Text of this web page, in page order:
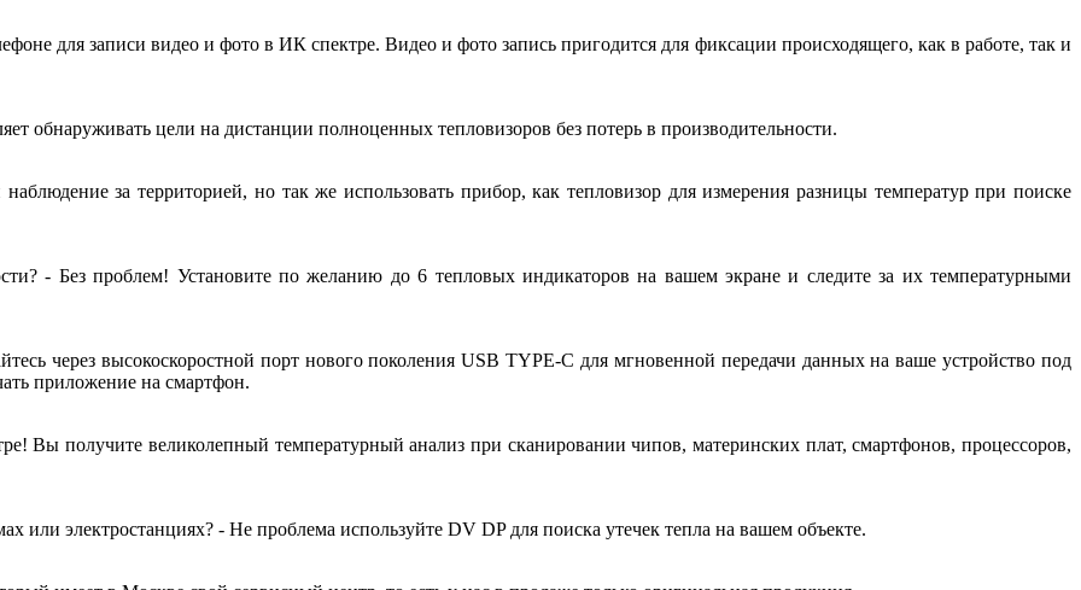
для записи видео и фото в ИК спектре. Видео и фото запись пригодится для фиксации происходящего, как в работе, так и
обнаруживать цели на дистанции полноценных тепловизоров без потерь в производительности.
за территорией, но так же использовать прибор, как тепловизор для измерения разницы температур при поиске
- Без проблем! Установите по желанию до 6 тепловых индикаторов на вашем экране и следите за их температурными
через высокоскоростной порт нового поколения USB TYPE-C для мгновенной передачи данных на ваше устройство под
приложение на смартфон.
Вы получите великолепный температурный анализ при сканировании чипов, материнских плат, смартфонов, процессоров,
или электроcтанциях? - Не проблема используйте DV DP для поиска утечек тепла на вашем объекте.